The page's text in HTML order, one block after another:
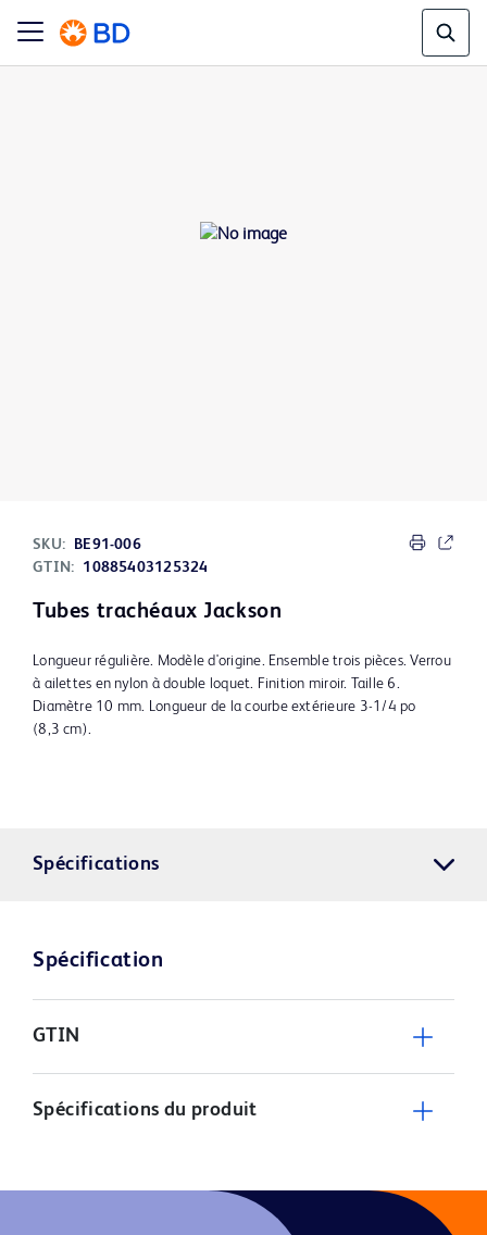
SKU:
BE91-006
GTIN:
10885403125324
Tubes trachéaux Jackson
Longueur régulière. Modèle d'origine. Ensemble trois pièces. Verrou
à ailettes en nylon à double loquet. Finition miroir. Taille 6.
Diamètre 10 mm. Longueur de la courbe extérieure 3-1/4 po
(8,3 cm).
Spécifications
Spécification
GTIN
Spécifications du produit